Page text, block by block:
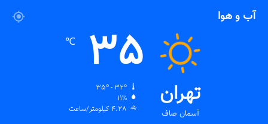
آب و هوا
تهران
آسمان صاف
35
℃
11%
4.28 کیلومتر/ساعت